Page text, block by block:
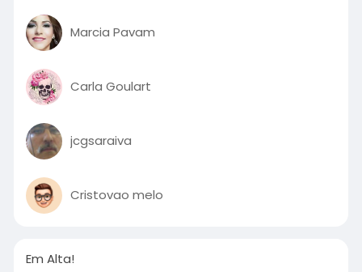
Marcia Pavam
Carla Goulart
jcgsaraiva
Cristovao melo
Em Alta!